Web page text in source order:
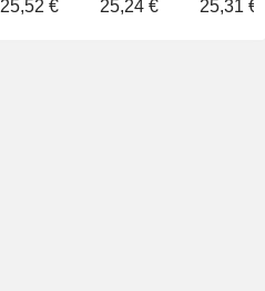
25,52 € 25,24 € 25,31 €